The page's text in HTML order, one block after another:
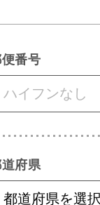
番号
府県